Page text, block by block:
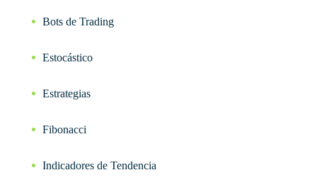
Bots de Trading
Estocástico
Estrategias
Fibonacci
Indicadores de Tendencia